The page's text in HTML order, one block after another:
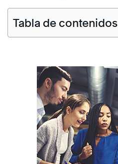
Tabla de contenidos